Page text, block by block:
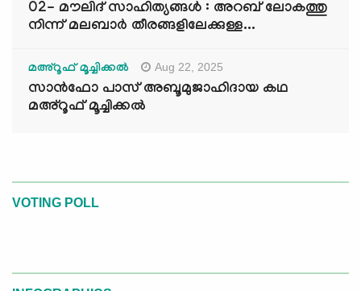
02- മൗലിദ് സാഹിത്യങ്ങൾ : അറബ് ലോകത്തു
നിന്ന് മലബാർ തീരങ്ങളിലേക്കുള്ള...
മഅ്റൂഫ് മൂച്ചിക്കല്‍ Aug 22, 2025
സാൻഫോ പാസ് അബൂമുജാഹിദായ കഥ
മഅ്റൂഫ് മൂച്ചിക്കല്‍
VOTING POLL